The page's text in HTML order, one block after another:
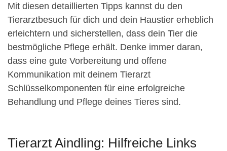
Mit diesen detaillierten Tipps kannst du den
Tierarztbesuch für dich und dein Haustier erheblich
erleichtern und sicherstellen, dass dein Tier die
bestmögliche Pflege erhält. Denke immer daran,
dass eine gute Vorbereitung und offene
Kommunikation mit deinem Tierarzt
Schlüsselkomponenten für eine erfolgreiche
Behandlung und Pflege deines Tieres sind.
Tierarzt Aindling: Hilfreiche Links